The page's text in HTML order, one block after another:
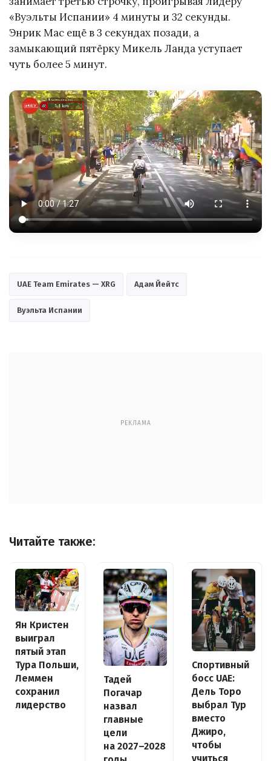
«Вуэльты Испании» 4 минуты и 32 секунды.
Энрик Мас ещё в 3 секундах позади, а
замыкающий пятёрку Микель Ланда уступает
чуть более 5 минут.
UAE Team Emirates — XRG Адам Йейтс
Вуэльта Испании
РЕКЛАМА
Читайте также:
Ян Кристен
выиграл
пятый этап
Тура Польши,
Леммен
сохранил
лидерство
Тадей
Погачар
назвал
главные
цели
на 2027–2028
Спортивный
босс UAE:
Дель Торо
выбрал Тур
вместо
Джиро,
чтобы
учиться